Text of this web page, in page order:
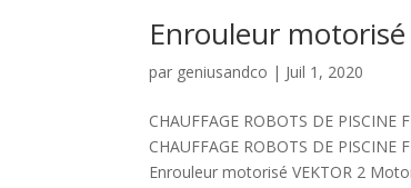
Enrouleur motorisé
par geniusandco | Juil 1, 2020
CHAUFFAGE ROBOTS DE PISCINE
CHAUFFAGE ROBOTS DE PISCINE
Enrouleur motorisé VEKTOR 2